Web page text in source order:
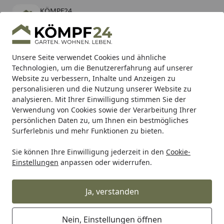
Unsere Seite verwendet Cookies und ähnliche
Technologien, um die Benutzererfahrung auf unserer
Website zu verbessern, Inhalte und Anzeigen zu
personalisieren und die Nutzung unserer Website zu
analysieren. Mit Ihrer Einwilligung stimmen Sie der
Verwendung von Cookies sowie der Verarbeitung Ihrer
persönlichen Daten zu, um Ihnen ein bestmögliches
Surferlebnis und mehr Funktionen zu bieten.
Sie können Ihre Einwilligung jederzeit in den Cookie-
Einstellungen anpassen oder widerrufen.
Ja, verstanden
Nein, Einstellungen öffnen
KÖMPF24
kostenlos - Im App Store
Hotline
Alle Produkte
Mein Konto
Suchen
Karibu Pools inkl. gratis Sandfilteranlage & Pool-
Starterset (Gesamtwert bis 468,99€)
Startseite
Grill Weber Emaillierte Flavorizer Bars (für Genesis 300
Weber Emaillierte Flavorizer Bars
(für Genesis 300 bis 2010) (7539)
(1 Bewertung)